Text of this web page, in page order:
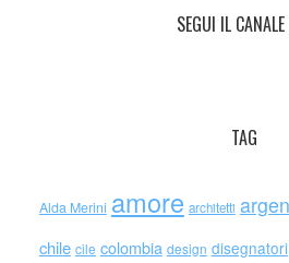
SEGUI IL
TAG
Alda Merini amore architetti
chile cile colombia design disegnatori